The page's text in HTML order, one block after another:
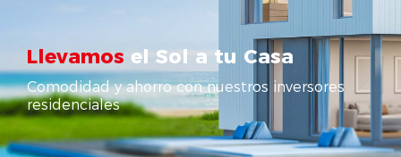
Llevamos el Sol a tu Casa
Comodidad y ahorro con nuestros inversores
residenciales